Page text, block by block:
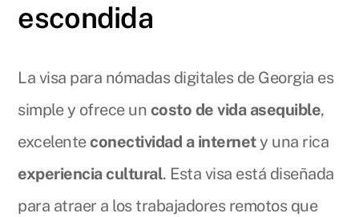
escondida
La visa para nómadas digitales de Georgia es
simple y ofrece un costo de vida asequible,
excelenteconectividad a internety una rica
experiencia cultural. Esta visa está diseñada
para atraer a los trabajadores remotos que